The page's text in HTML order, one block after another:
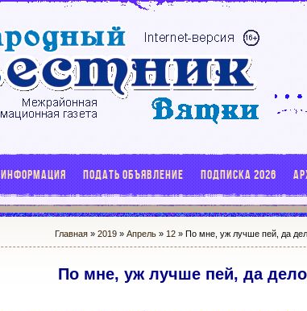
ИНФОРМАЦИЯ ПОДАТЬ ОБЪЯВЛЕНИЕ ПОДПИСКА 2026
Главная »2019 » Апрель » 12 » По мне, уж лучше пей, да
По мне, уж лучше пей, да